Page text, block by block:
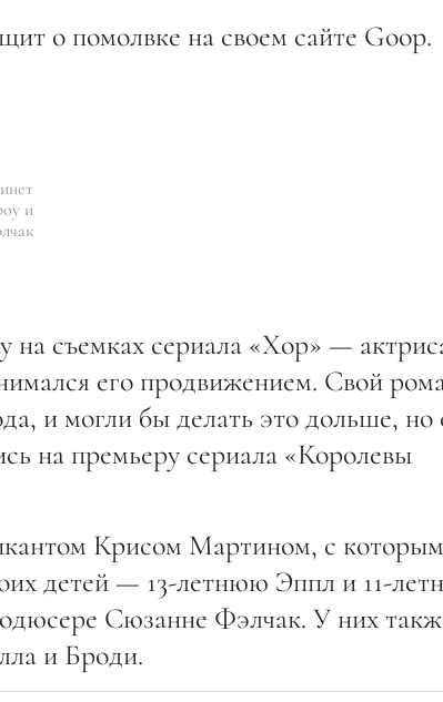
о помолвке на своем сайте Goop.
и
на съемках сериала «Хор» —
его продвижением. Свой
и могли бы делать это дольше, но
на премьеру сериала «Королевы
Крисом Мартином, с которым
детей — 13-летнюю Эппл и 11-
Сюзанне Фэлчак. У них
и Броди.